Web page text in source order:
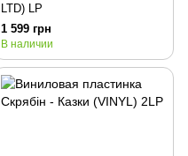
LTD) LP
1 599 грн
В наличии